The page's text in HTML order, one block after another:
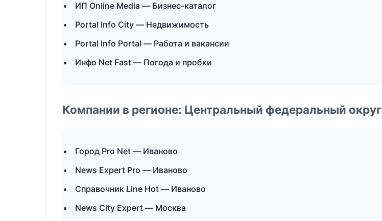
ИП Online Media — Бизнес-каталог
Portal Info City — Недвижимость
Portal Info Portal — Работа и вакансии
Инфо Net Fast — Погода и пробки
Компании в регионе: Центральный федеральный округ
Город Pro Net — Иваново
News Expert Pro — Иваново
Справочник Line Hot — Иваново
News City Expert — Москва